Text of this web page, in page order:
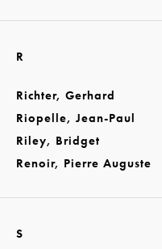
R
Richter, Gerhard
Riopelle, Jean-Paul
Riley, Bridget
Renoir, Pierre Auguste
S